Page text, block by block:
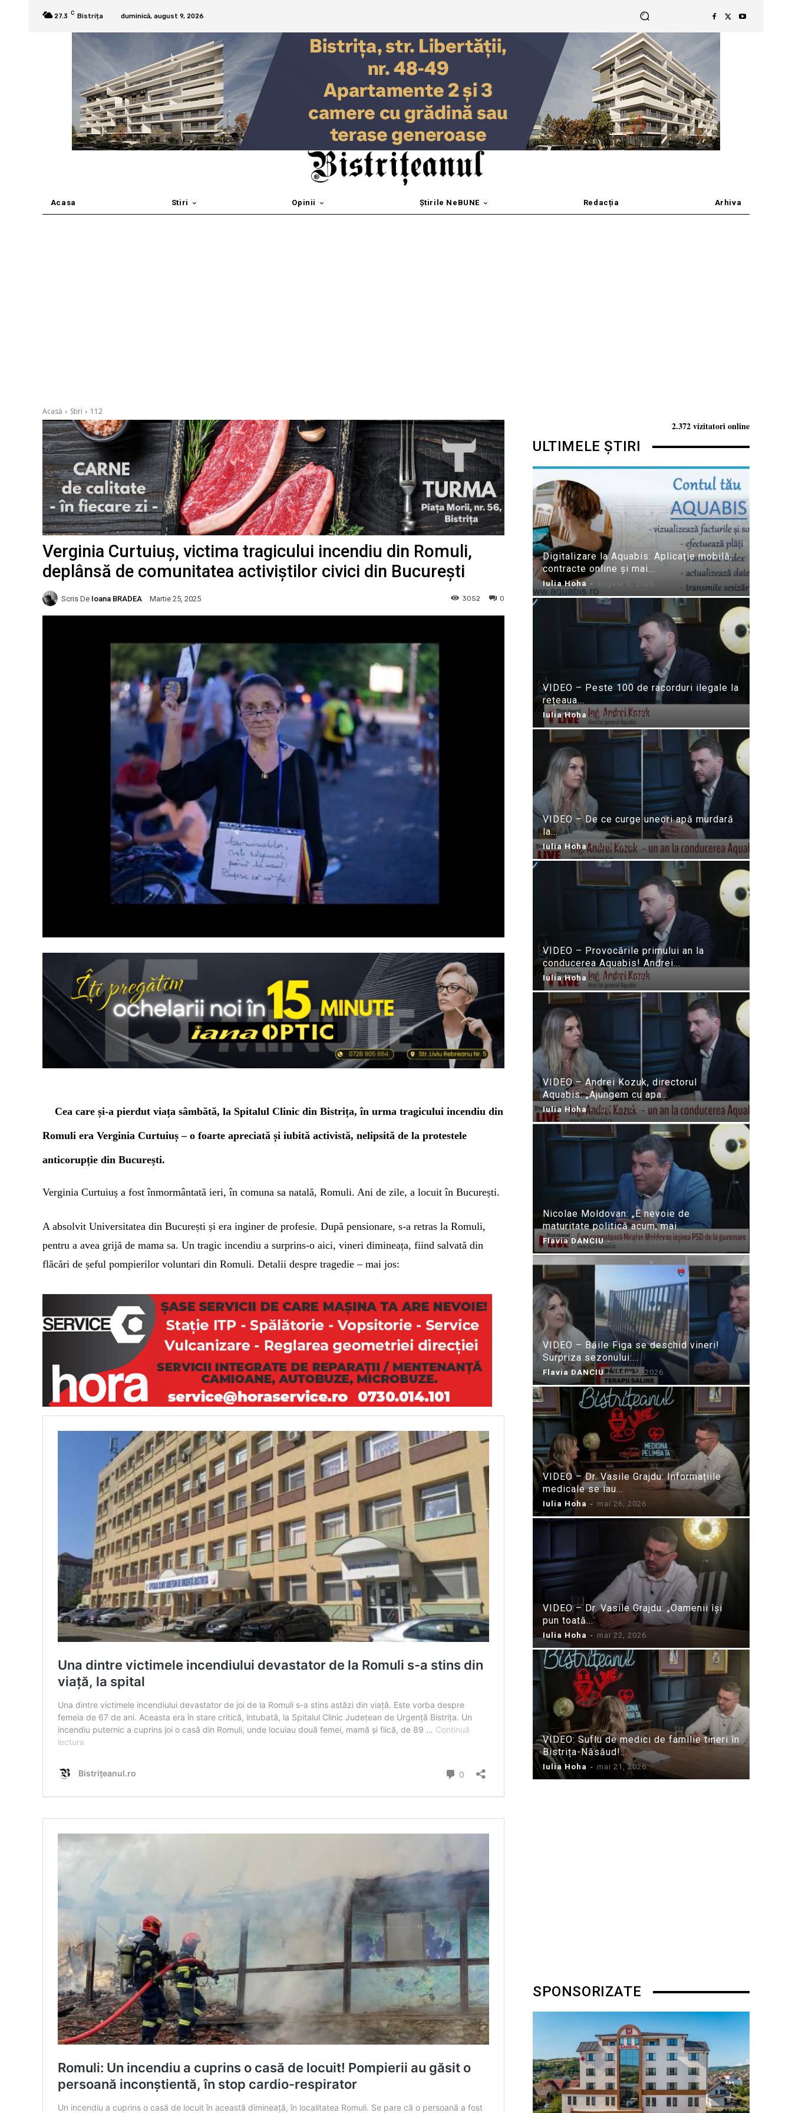
27.3 C Bistrița duminică, august 9, 2026
Acasa Stiri Opinii Știrile NeBUNE Redacția Arhiva
Acasă Stiri 112
Verginia Curtuiuș, victima tragicului incendiu din Romuli,
deplânsă de comunitatea activiștilor civici din București
Scris De Ioana BRADEA Martie 25, 2025 0
3052
Cea care și-a pierdut viața sâmbătă, la Spitalul Clinic din Bistrița, în urma tragicului incendiu din
Romuli era Verginia Curtuiuș – o foarte apreciată și iubită activistă, nelipsită de la protestele
anticorupție din București.
Verginia Curtuiuș a fost înmormântată ieri, în comuna sa natală, Romuli. Ani de zile, a locuit în București.
A absolvit Universitatea din București și era inginer de profesie. După pensionare, s-a retras la Romuli,
pentru a avea grijă de mama sa. Un tragic incendiu a surprins-o aici, vineri dimineața, fiind salvată din
flăcări de șeful pompierilor voluntari din Romuli. Detalii despre tragedie – mai jos:
2.372 vizitatori online
ULTIMELE ȘTIRI
Digitalizare la Aquabis: Aplicație mobilă,
contracte online și mai...
Iulia Hoha - august 3, 2026
VIDEO – Peste 100 de racorduri ilegale la
rețeaua...
Iulia Hoha - iulie 31, 2026
VIDEO – De ce curge uneori apă murdară
la...
Iulia Hoha - iulie 24, 2026
VIDEO – Provocările primului an la
conducerea Aquabis! Andrei...
Iulia Hoha - iulie 21, 2026
VIDEO – Andrei Kozuk, directorul
Aquabis: „Ajungem cu apa...
Iulia Hoha - iulie 21, 2026
Nicolae Moldovan: „E nevoie de
maturitate politică acum, mai...
Flavia DANCIU - iunie 10, 2026
VIDEO – Băile Figa se deschid vineri!
Surpriza sezonului:...
Flavia DANCIU - iunie 9, 2026
VIDEO – Dr. Vasile Grajdu: Informațiile
medicale se iau...
Iulia Hoha - mai 26, 2026
VIDEO – Dr. Vasile Grajdu: „Oamenii își
pun toată...
Iulia Hoha - mai 22, 2026
VIDEO: Suflu de medici de familie tineri în
Bistrița-Năsăud!...
Iulia Hoha - mai 21, 2026
SPONSORIZATE